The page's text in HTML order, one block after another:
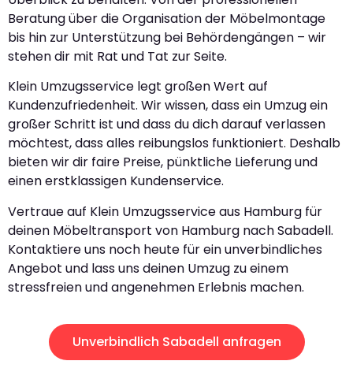
Beratung über die Organisation der Möbelmontage
bis hin zur Unterstützung bei Behördengängen – wir
stehen dir mit Rat und Tat zur Seite.
Klein Umzugsservice legt großen Wert auf
Kundenzufriedenheit. Wir wissen, dass ein Umzug ein
großer Schritt ist und dass du dich darauf verlassen
möchtest, dass alles reibungslos funktioniert. Deshalb
bieten wir dir faire Preise, pünktliche Lieferung und
einen erstklassigen Kundenservice.
Vertraue auf Klein Umzugsservice aus Hamburg für
deinen Möbeltransport von Hamburg nach Sabadell.
Kontaktiere uns noch heute für ein unverbindliches
Angebot und lass uns deinen Umzug zu einem
stressfreien und angenehmen Erlebnis machen.
Unverbindlich Sabadell anfragen